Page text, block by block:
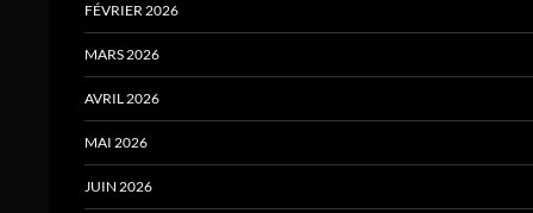
FÉVRIER 2026
MARS 2026
AVRIL 2026
MAI 2026
JUIN 2026